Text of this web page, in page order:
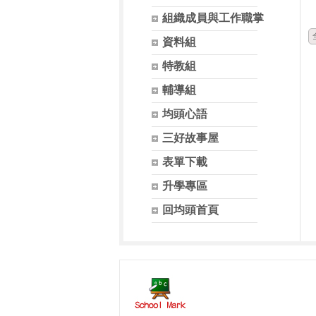
組織成員與工作職掌
資料組
特教組
輔導組
均頭心語
三好故事屋
表單下載
升學專區
回均頭首頁